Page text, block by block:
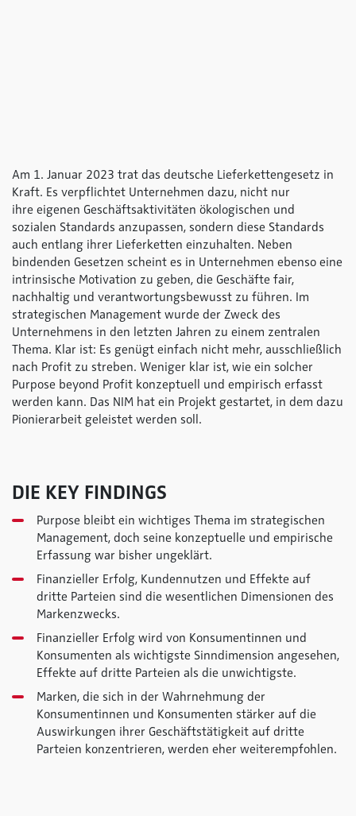
Am 1. Januar 2023 trat das deutsche Lieferkettengesetz in
Kraft. Es verpflichtet Unternehmen dazu, nicht nur
ihre eigenen Geschäftsaktivitäten ökologischen und
sozialen Standards anzupassen, sondern diese Standards
auch entlang ihrer Lieferketten einzuhalten. Neben
bindenden Gesetzen scheint es in Unternehmen ebenso eine
intrinsische Motivation zu geben, die Geschäfte fair,
nachhaltig und verantwortungsbewusst zu führen. Im
strategischen Management wurde der Zweck des
Unternehmens in den letzten Jahren zu einem zentralen
Thema. Klar ist: Es genügt einfach nicht mehr, ausschließlich
nach Profit zu streben. Weniger klar ist, wie ein solcher
Purpose beyond Profit konzeptuell und empirisch erfasst
werden kann. Das NIM hat ein Projekt gestartet, in dem dazu
Pionierarbeit geleistet werden soll.
DIE KEY FINDINGS
Purpose bleibt ein wichtiges Thema im strategischen
Management, doch seine konzeptuelle und empirische
Erfassung war bisher ungeklärt.
Finanzieller Erfolg, Kundennutzen und Effekte auf
dritte Parteien sind die wesentlichen Dimensionen des
Markenzwecks.
Finanzieller Erfolg wird von Konsumentinnen und
Konsumenten als wichtigste Sinndimension angesehen,
Effekte auf dritte Parteien als die unwichtigste.
Marken, die sich in der Wahrnehmung der
Konsumentinnen und Konsumenten stärker auf die
Auswirkungen ihrer Geschäftstätigkeit auf dritte
Parteien konzentrieren, werden eher weiterempfohlen.